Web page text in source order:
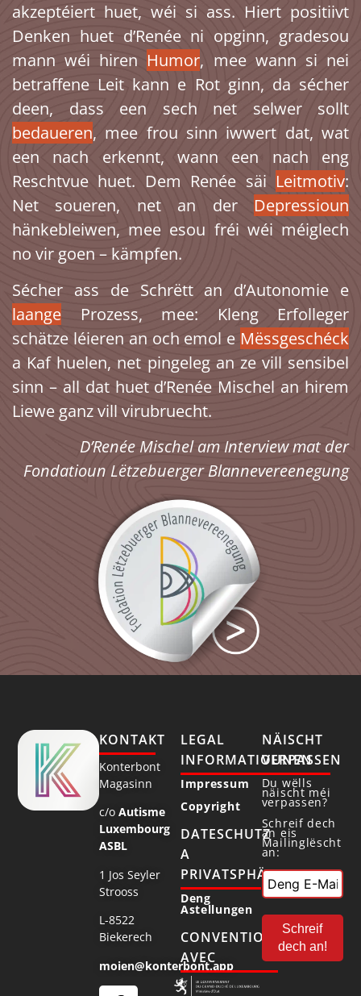
akzeptéiert huet, wéi si ass. Hiert positiivt
Denken huet d’Renée ni opginn, gradesou
mann wéi hiren Humor, mee wann si nei
betraffene Leit kann e Rot ginn, da sécher
deen, dass een sech net selwer sollt
bedaueren, mee frou sinn iwwert dat, wat
een nach erkennt, wann een nach eng
Reschtvue huet. Dem Renée säi Leitmotiv:
Net soueren, net an der Depressioun
hänkebleiwen, mee esou fréi wéi méiglech
no vir goen – kämpfen.
Sécher ass de Schrëtt an d’Autonomie e
laange Prozess, mee: Kleng Erfolleger
schätze léieren an och emol e Mëssgeschéck
a Kaf huelen, net pingeleg an ze vill sensibel
sinn – all dat huet d’Renée Mischel an hirem
Liewe ganz vill virubruecht.
D’Renée Mischel am Interview mat der
Fondatioun Lëtzebuerger Blannevereenegung
KONTAKT
Konterbont
Magasinn
c/oAutisme
Luxembourg
ASBL
1 Jos Seyler
Strooss
L-8522
Biekerech
moien@konterbont.app
LEGAL
INFORMATIOUNEN
Impressum
Copyright
DATESCHUTZ
A
PRIVATSPHÄR
Deng
Astellungen
CONVENTIONNÉ
AVEC
NÄISCHT
VERPASSEN
Du wëlls
näischt méi
verpassen?
Schreif dech
an eis
Mailinglëscht
an: